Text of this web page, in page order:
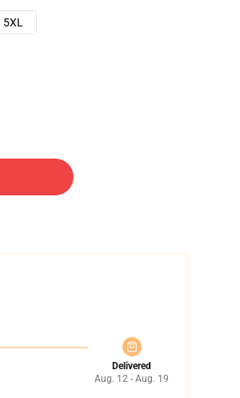
5XL
Delivered
Aug. 12 - Aug. 19